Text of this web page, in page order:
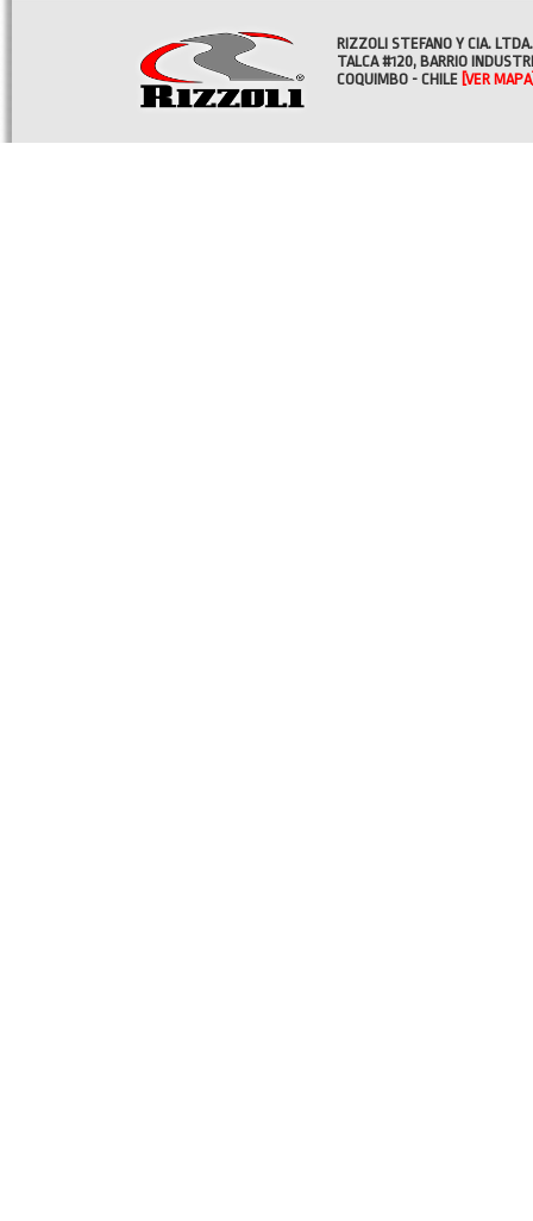
RIZZOLI STEFANO Y CIA. LTDA.
TALCA #120, BARRIO
COQUIMBO - CHILE [VER